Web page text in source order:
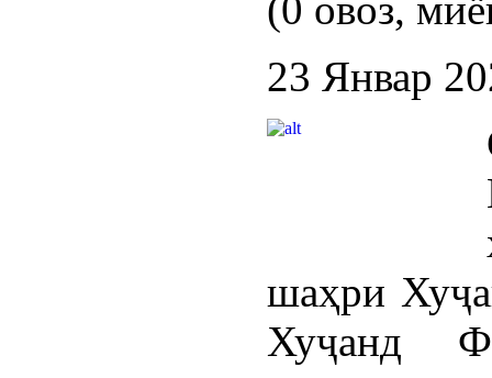
23 Январ
шаҳри
Хуҷанд